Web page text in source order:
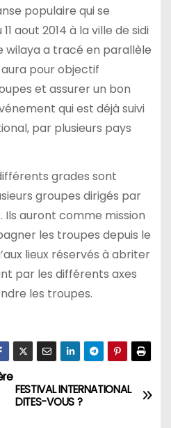
populaire qui se
aout 2014 à la ville de sidi
wilaya a tracé en parallèle
pour objectif
et assurer un bon
qui est déjà suivi
par plusieurs pays
grades sont
groupes dirigés par
Ils auront comme mission
les troupes depuis le
lieux réservés à abriter
par les différents axes
les troupes.
FESTIVAL INTERNATIONAL
DITES-VOUS ?